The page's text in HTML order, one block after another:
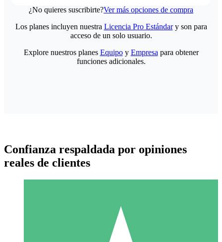
¿No quieres suscribirte?Ver más opciones de compra
Paquetes de Créditos Individuales
Los planes incluyen nuestra Licencia Pro Estándary son para
acceso de un solo usuario.
Explore nuestros planes Equipoy Empresa para obtener
funciones adicionales.
Confianza respaldada por opiniones
reales de clientes